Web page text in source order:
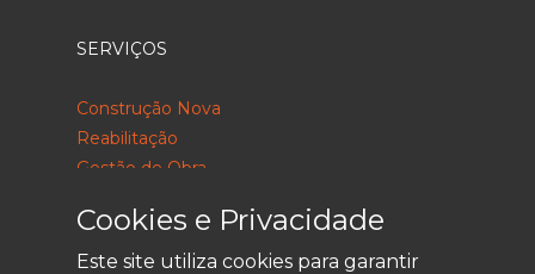
SERVIÇOS
Construção Nova
Reabilitação
Gestão de Obra
Cookies e Privacidade
Este site utiliza cookies para garantir